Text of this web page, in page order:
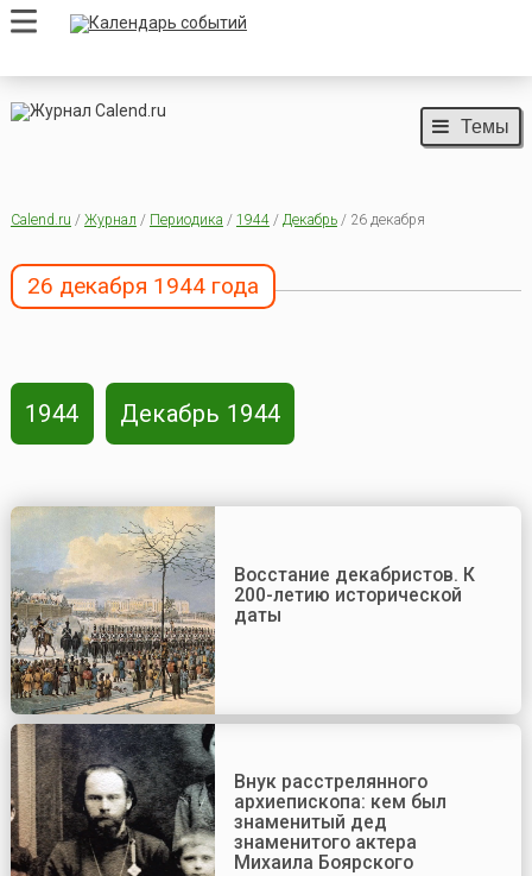
Темы
Calend.ru / Журнал / Периодика / 1944/ Декабрь/ 26 декабря
26 декабря 1944 года
1944 Декабрь 1944
Восстание декабристов. К
200-летию исторической
даты
Внук расстрелянного
архиепископа: кем был
знаменитый дед
знаменитого актера
Михаила Боярского